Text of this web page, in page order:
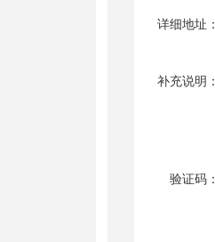
详细地址：
补充说明：
验证码：